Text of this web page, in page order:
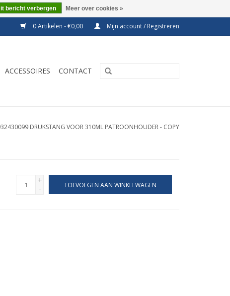
0 Artikelen - €0,00 Mijn account / Registreren
ACCESSOIRES CONTACT
DRUKSTANG VOOR 310ML PATROONHOUDER - COPY
+
-
TOEVOEGEN AAN WINKELWAGEN
bericht verbergen Meer over cookies »